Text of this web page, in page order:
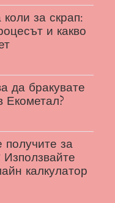
за скрап:
и какво
да бракувате
Екометал?
за
Използвайте
калкулатор